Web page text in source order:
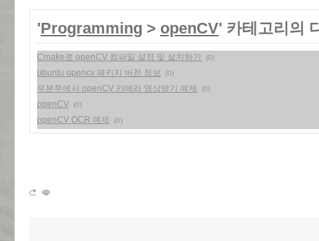
'Programming > openCV' 카테고리의
Cmake로 openCV 컴파일 설정 및 설치하기 (0)
ubuntu opencv 패키지 버전 정보 (0)
우분투에서 openCV 카메라 영상받기 예제 (0)
openCV (0)
openCV OCR 예제 (0)